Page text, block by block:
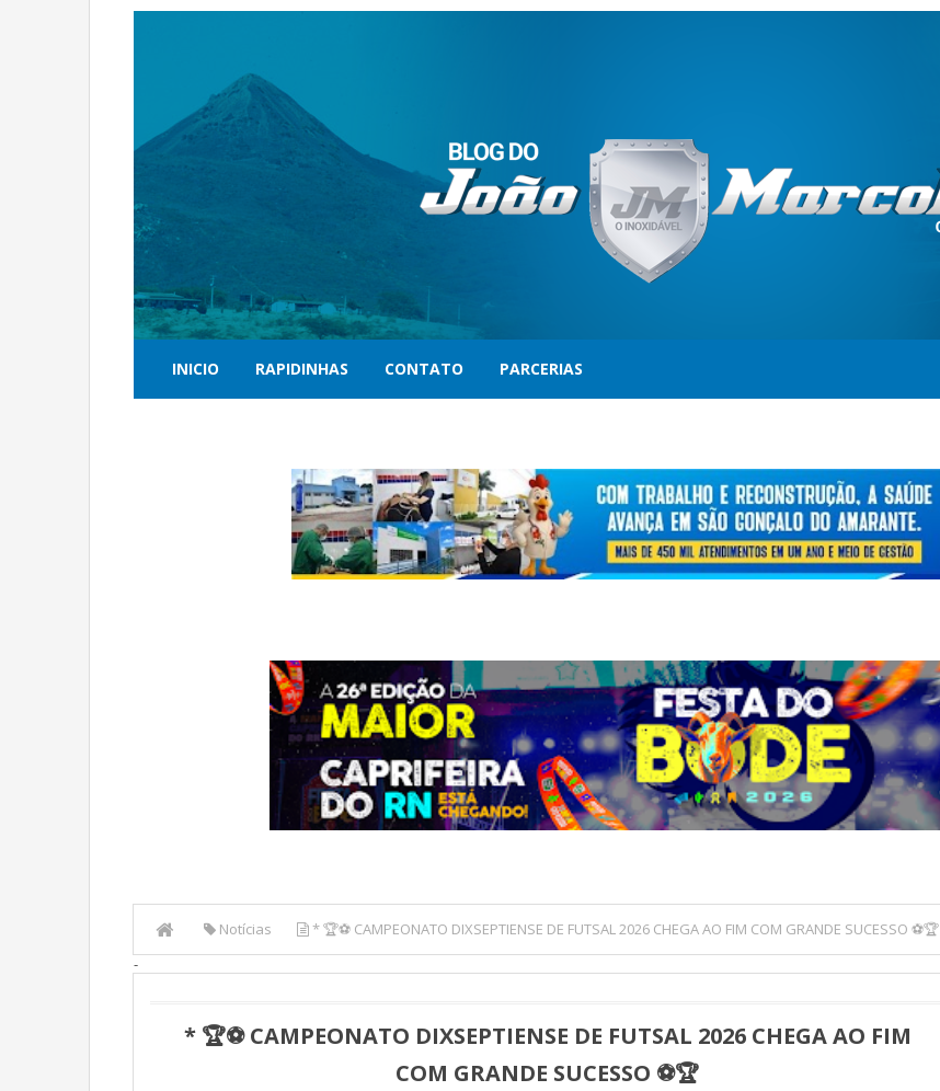
INICIO RAPIDINHAS CONTATO PARCERIAS
Notícias
* 🏆⚽ CAMPEONATO DIXSEPTIENSE DE FUTSAL 2026 CHEGA AO FIM COM GRANDE SUCESSO ⚽🏆
-
* 🏆⚽ CAMPEONATO DIXSEPTIENSE DE FUTSAL 2026 CHEGA AO FIM
COM GRANDE SUCESSO ⚽🏆